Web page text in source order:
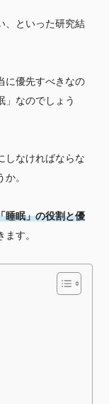
、といった研究結
に優先すべきなの
」なのでしょう
しなければならな
。
睡眠」の役割と優
す。